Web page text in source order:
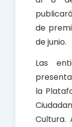
de
de junio.
Las
la
Cultura.